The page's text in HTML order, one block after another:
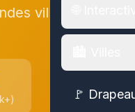
🚩
villes de